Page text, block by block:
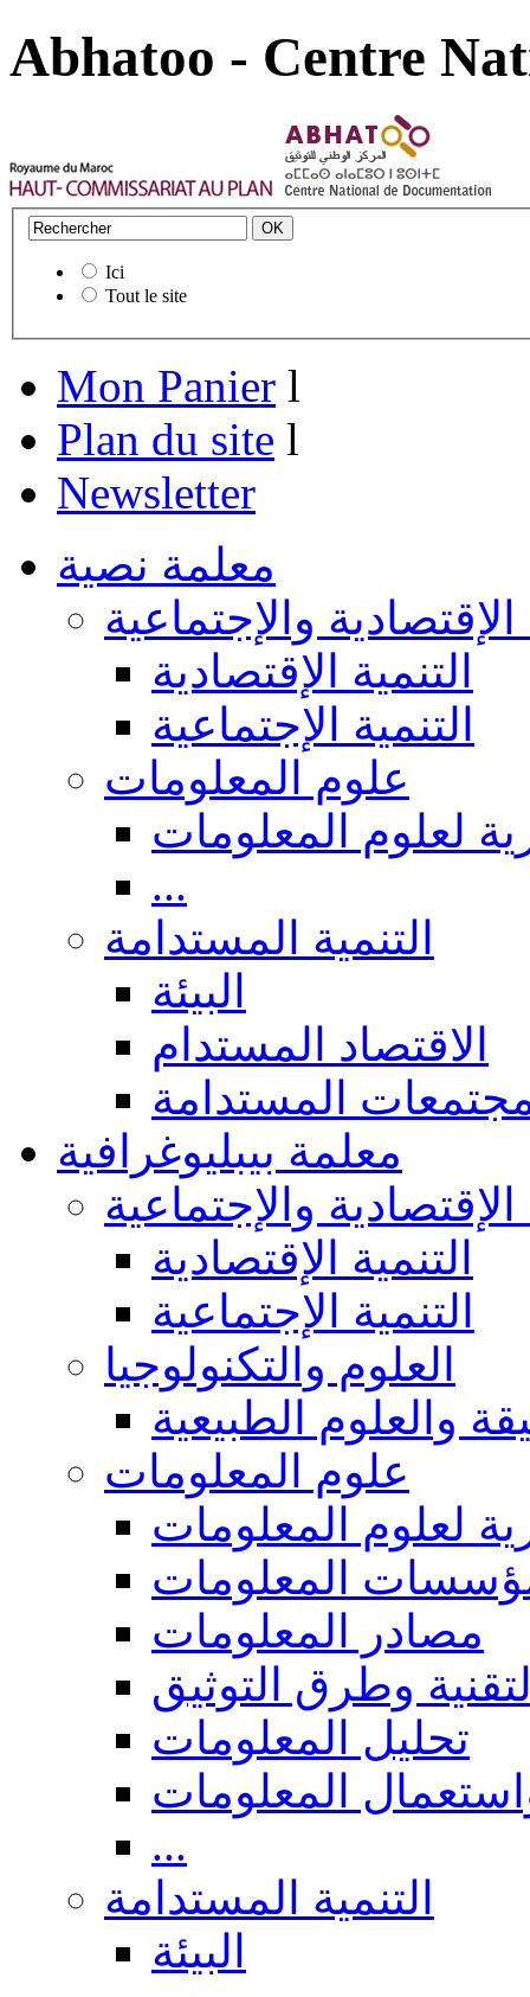
Abhatoo - Centre
Ici
Tout le site
Mon Panier l
Plan du site l
Newsletter
معلمة نصية
الإقتصادية والإجتماعية
التنمية الإقتصادية
التنمية الإجتماعية
علوم المعلومات
لعلوم المعلومات
...
التنمية المستدامة
البيئة
الاقتصاد المستدام
المستدامة
معلمة بيبليوغرافية
الإقتصادية والإجتماعية
التنمية الإقتصادية
التنمية الإجتماعية
العلوم والتكنولوجيا
والعلوم الطبيعية
علوم المعلومات
لعلوم المعلومات
المعلومات
مصادر المعلومات
وطرق التوثيق
تحليل المعلومات
المعلومات
...
التنمية المستدامة
البيئة